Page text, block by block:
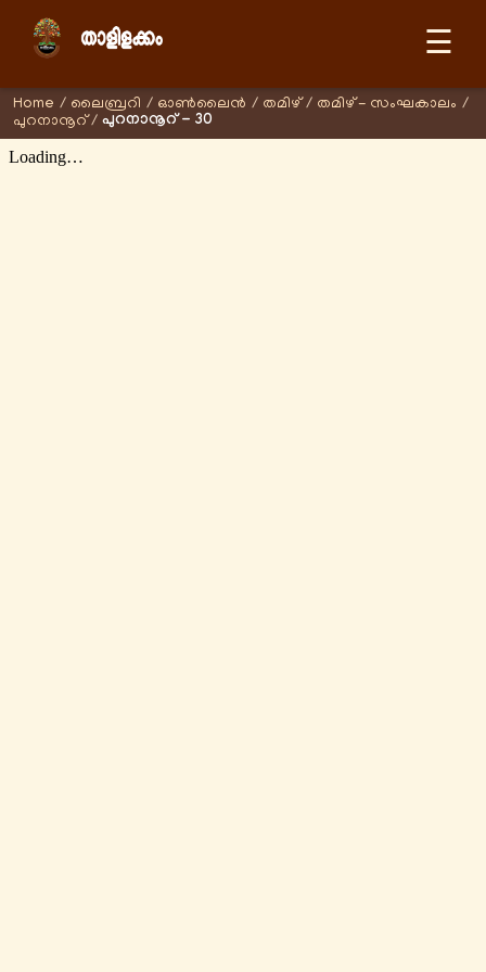
☰
Home / ലൈബ്രറി / ഓണ്‍ലൈന്‍ / തമിഴ് / തമിഴ് - സംഘകാലം /
പുറനാനൂറ് / പുറനാനൂറ് - 30